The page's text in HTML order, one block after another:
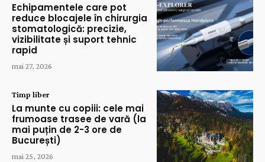
Echipamentele care pot
reduce blocajele în chirurgia
stomatologică: precizie,
vizibilitate și suport tehnic
rapid
mai 27, 2026
Timp liber
La munte cu copiii: cele mai
frumoase trasee de vară (la
mai puțin de 2-3 ore de
București)
mai 25, 2026